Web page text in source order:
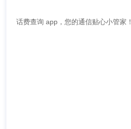
话费查询 app，您的通信贴心小管家！